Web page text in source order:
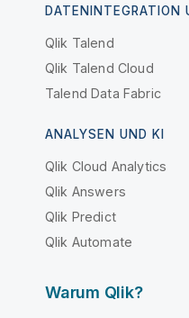
DATENINTEGRATION
Qlik Talend
Qlik Talend Cloud
Talend Data Fabric
ANALYSEN UND KI
Qlik Cloud Analytics
Qlik Answers
Qlik Predict
Qlik Automate
Warum Qlik?